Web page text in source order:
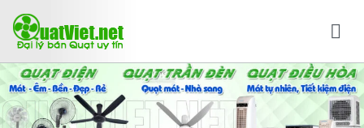
Chuyển
tới
dung
Bán quạt online mua quạt trực tuyến giao hàng
nhanh
Bán các loại quạt điện, quạt điều hòa, quạt trần đèn
trang trí, đèn trang trí chính Hãng, loại tốt, giá tốt, có
F.reeShip tại Hà Nội